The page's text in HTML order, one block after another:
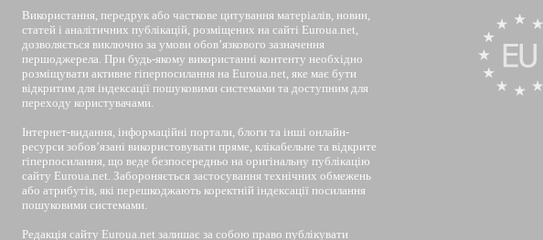
Використання, передрук або часткове цитування матеріалів, новин,
статей і аналітичних публікацій, розміщених на сайті Euroua.net,
дозволяється виключно за умови обов’язкового зазначення
першоджерела. При будь-якому використанні контенту необхідно
розміщувати активне гіперпосилання на Euroua.net, яке має бути
відкритим для індексації пошуковими системами та доступним для
переходу користувачами.
Інтернет-видання, інформаційні портали, блоги та інші онлайн-
ресурси зобов’язані використовувати пряме, клікабельне та відкрите
гіперпосилання, що веде безпосередньо на оригінальну публікацію
сайту Euroua.net. Забороняється застосування технічних обмежень
або атрибутів, які перешкоджають коректній індексації посилання
пошуковими системами.
Редакція сайту Euroua.net залишає за собою право публікувати